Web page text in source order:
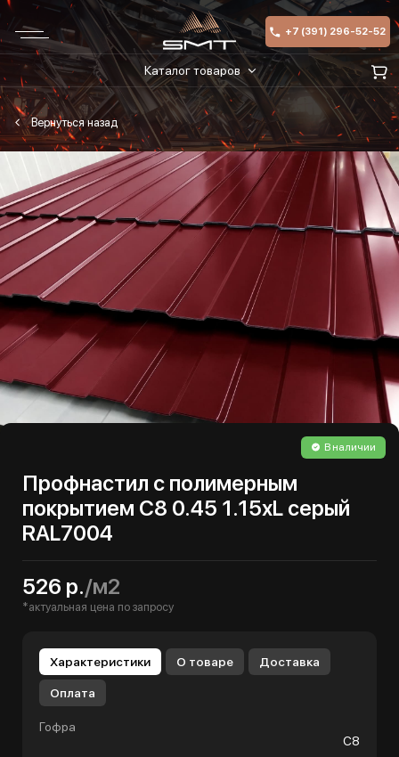
+7 (391) 296-52-52
Каталог товаров
В наличии
Профнастил с полимерным
покрытием С8 0.45 1.15хL серый
RAL7004
526 р./м2
*актуальная цена по запросу
Характеристики О товаре Доставка
Оплата
Гофра
С8